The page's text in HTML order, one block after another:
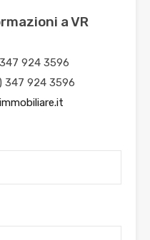
a VR
924 3596
347 924 3596